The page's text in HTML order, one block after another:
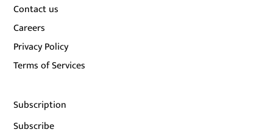
Contact us
Careers
Privacy Policy
Terms of Services
Subscription
Subscribe